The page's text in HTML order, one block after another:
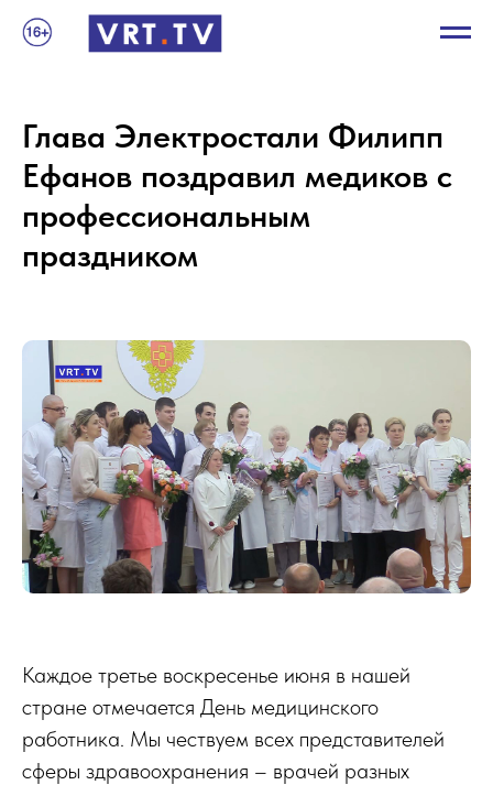
Глава Электростали Филипп
Ефанов поздравил медиков с
профессиональным
праздником
Каждое третье воскресенье июня в нашей
стране отмечается День медицинского
работника. Мы чествуем всех представителей
сферы здравоохранения – врачей разных